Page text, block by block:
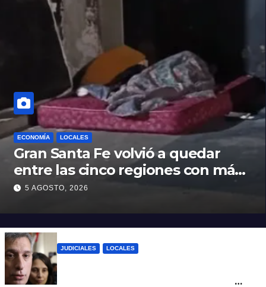
ECONOMÍA LOCALES
Gran Santa Fe volvió a quedar
entre las cinco regiones con más
pobreza del país
5 AGOSTO, 2026
JUDICIALES LOCALES